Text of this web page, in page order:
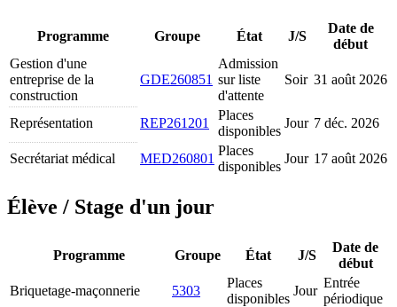
Programme Groupe État J/S
Date de
début
Gestion d'une
entreprise de la
construction
GDE260851
Admission
sur liste
d'attente
Soir 31 août 2026
Représentation REP261201
Places
disponibles
Jour 7 déc. 2026
Secrétariat médical MED260801
Places
disponibles
Jour 17 août 2026
Élève / Stage d'un jour
Programme Groupe État J/S
Date de
début
Briquetage-maçonnerie
5303
Places
disponibles
Jour
Entrée
périodique